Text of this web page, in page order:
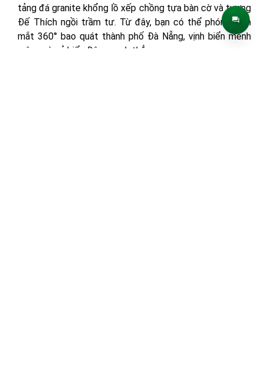
tảng đá granite khổng lồ xếp chồng tựa bàn cờ và tượng
Đế Thích ngồi trầm tư. Từ đây, bạn có thể phóng tầm
mắt 360° bao quát thành phố Đà Nẵng, vịnh biển mênh
mông và cả biển Đông xanh thẳm.